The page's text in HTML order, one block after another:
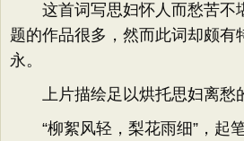
这首词写思妇怀人而愁苦不
题的作品很多，然而此词却颇有
永。
上片描绘足以烘托思妇离愁
“柳絮风轻，梨花雨细”，起